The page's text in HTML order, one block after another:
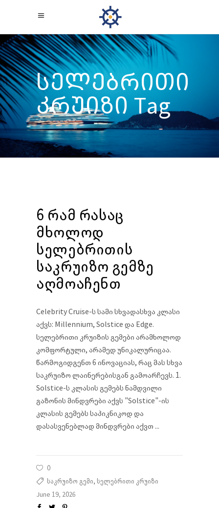
სელებრითი
კრუიზი Tag
6 რამ რასაც
მხოლოდ
სელებრითის
საკრუიზო გემზე
აღმოაჩენთ
Celebrity Cruise-ს სამი სხვადასხვა კლასი
აქვს: Millennium, Solstice და Edge.
სელებრითი კრუიზის გემები არამხოლოდ
კომფორტული, არამედ უნიკალურიცაა.
წარმოგიდგენთ 6 ინოვაციას, რაც მას სხვა
საკრუიზო ლაინერებისგან გამოარჩევს. 1.
Solstice-ს კლასის გემებს ნამდვილი
გაზონის მინდვრები აქვს "Solstice"-ის
კლასის გემებს საპიკნიკოდ და
დასასვენებლად მინდვრები აქვთ
0
საკრუიზო გემი, სელებრითი კრუიზი
June 19, 2026